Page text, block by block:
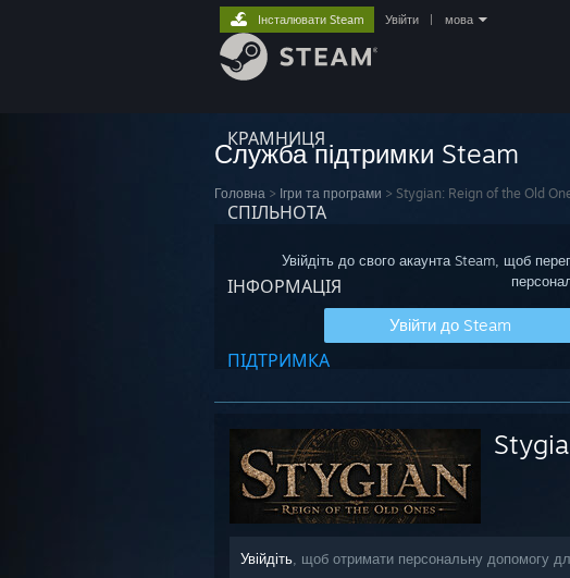
КРАМНИЦЯ
СПІЛЬНОТА
ІНФОРМАЦІЯ
ПІДТРИМКА
Інсталювати Steam Увійти мова
Служба підтримки Steam
Головна > Ігри та програми > Stygian: Reign of the Old
Увійдіть до свого акаунта Steam, щоб
Увійти до Steam
Увійдіть , щоб отримати персональну допомогу